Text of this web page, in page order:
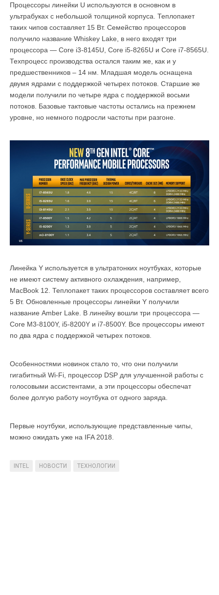
Процессоры линейки U используются в основном в
ультрабуках с небольшой толщиной корпуса. Теплопакет
таких чипов составляет 15 Вт. Семейство процессоров
получило название Whiskey Lake, в него входят три
процессора — Core i3-8145U, Core i5-8265U и Core i7-8565U.
Техпроцесс производства остался таким же, как и у
предшественников – 14 нм. Младшая модель оснащена
двумя ядрами с поддержкой четырех потоков. Старшие же
модели получили по четыре ядра с поддержкой восьми
потоков. Базовые тактовые частоты остались на прежнем
уровне, но немного подросли частоты при разгоне.
Линейка Y используется в ультратонких ноутбуках, которые
не имеют систему активного охлаждения, например,
MacBook 12. Теплопакет таких процессоров составляет всего
5 Вт. Обновленные процессоры линейки Y получили
название Amber Lake. В линейку вошли три процессора —
Core M3-8100Y, i5-8200Y и i7-8500Y. Все процессоры имеют
по два ядра с поддержкой четырех потоков.
Особенностями новинок стало то, что они получили
гигабитный Wi-Fi, процессор DSP для улучшенной работы с
голосовыми ассистентами, а эти процессоры обеспечат
более долгую работу ноутбука от одного заряда.
Первые ноутбуки, использующие представленные чипы,
можно ожидать уже на IFA 2018.
INTEL НОВОСТИ ТЕХНОЛОГИИ